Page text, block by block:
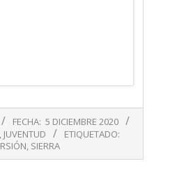
FECHA: 5 DICIEMBRE 2020
, JUVENTUD
ETIQUETADO:
, SIERRA